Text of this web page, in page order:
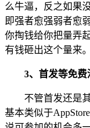
么牛逼，反之如果
即强者愈强弱者愈
你掏钱给你把量弄
有钱砸出这个量来。
3、首发等免费
不管首发还是
基本类似于